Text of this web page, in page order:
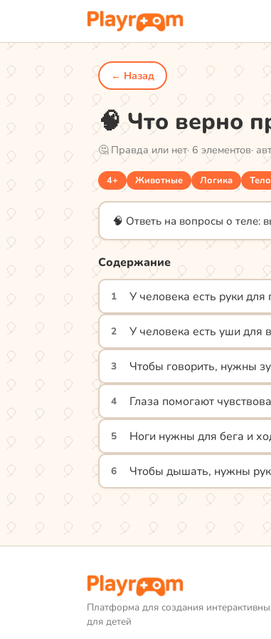
← Назад
🧠 Что верно
🤔 Правда или нет· 6 элементов·
4+ Животные Логика Тело
🧠 Ответь на вопросы о теле:
Содержание
1 У человека есть руки для
2 У человека есть уши для
3 Чтобы говорить, нужны
4 Глаза помогают
5 Ноги нужны для бега и
6 Чтобы дышать, нужны
Платформа для создания
для детей